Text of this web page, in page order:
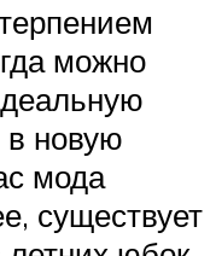
можно
новую
мода
существует